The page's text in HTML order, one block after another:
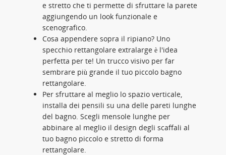
e stretto che ti permette di sfruttare la parete
aggiungendo un look funzionale e
scenografico.
Cosa appendere sopra il ripiano? Uno
specchio rettangolare extralarge è l'idea
perfetta per te! Un trucco visivo per far
sembrare più grande il tuo piccolo bagno
rettangolare.
Per sfruttare al meglio lo spazio verticale,
installa dei pensili su una delle pareti lunghe
del bagno. Scegli mensole lunghe per
abbinare al meglio il design degli scaffali al
tuo bagno piccolo e stretto di forma
rettangolare.